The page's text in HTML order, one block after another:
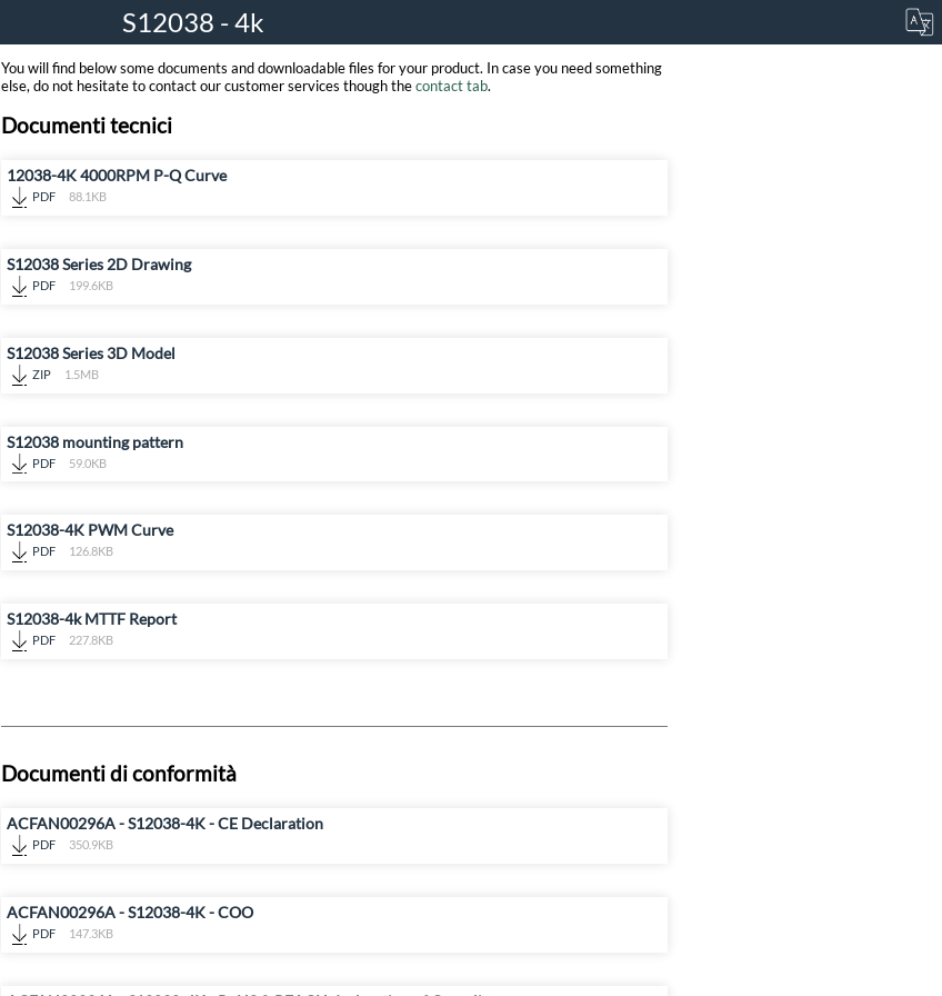
S12038 - 4k
You will find below some documents and downloadable files for your product. In case you need something
else, do not hesitate to contact our customer services though thecontact tab.
Documenti tecnici
12038-4K 4000RPM P-Q Curve
PDF 88.1KB
S12038 Series 2D Drawing
PDF 199.6KB
S12038 Series 3D Model
ZIP 1.5MB
S12038 mounting pattern
PDF 59.0KB
S12038-4K PWM Curve
PDF 126.8KB
S12038-4k MTTF Report
PDF 227.8KB
Documenti di conformità
ACFAN00296A - S12038-4K - CE Declaration
PDF 350.9KB
ACFAN00296A - S12038-4K - COO
PDF 147.3KB